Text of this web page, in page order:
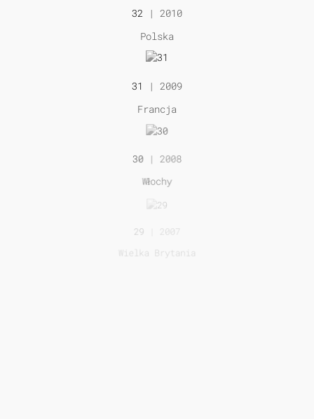
32 | 2010
Polska
31
| 2009
Francja
30| 2008
Włochy
29| 2007
Wielka Brytania